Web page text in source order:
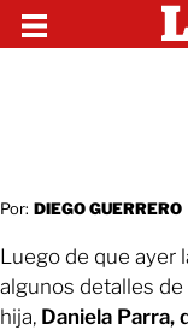
Por: DIEGO GUERRERO
Luego de que ayer
algunos detalles de
hija, Daniela Parra,